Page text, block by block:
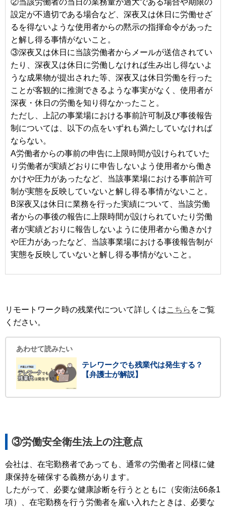
②当該労働者の当日の業務量が過大である場合や期限の
設定が不適切である場合など、深夜又は休日に労働せざ
るを得ないような使用者からの黙示の指揮命令があった
と解し得る事情がないこと。
③深夜又は休日に当該労働者からメールが送信されてい
たり、深夜又は休日に労働しなければ生み出し得ないよ
うな成果物が提出された等、深夜又は休日労働を行った
ことが客観的に推測できるような事実がなく、使用者が
深夜・休日の労働を知り得なかったこと。
ただし、上記の事業場における事前許可制及び事後報告
制については、以下の点をいずれも満たしていなければ
ならない。
A労働者からの事前の申告に上限時間が設けられていた
り労働者が実績どおりに申告しないよう使用者から働き
かけや圧力があったなど、当該事業場における事前許可
制が実態を反映していないと解し得る事情がないこと。
B深夜又は休日に業務を行った実績について、当該労働
者からの事後の報告に上限時間が設けられていたり労働
者が実績どおりに報告しないように使用者から働きかけ
や圧力があったなど、当該事業場における事後報告制が
実態を反映していないと解し得る事情がないこと。
リモートワーク時の残業代について詳しくはこちら をご覧
ください。
あわせて読みたい
テレワークでも残業代は発生する？
【弁護士が解説】
③労働安全衛生法上の注意点
会社は、在宅勤務者であっても、通常の労働者と同様に健
康保持を確保する義務があります。
したがって、必要な健康診断を行うとともに（安衛法66条1
項）、在宅勤務を行う労働者を雇い入れたときは、必要な